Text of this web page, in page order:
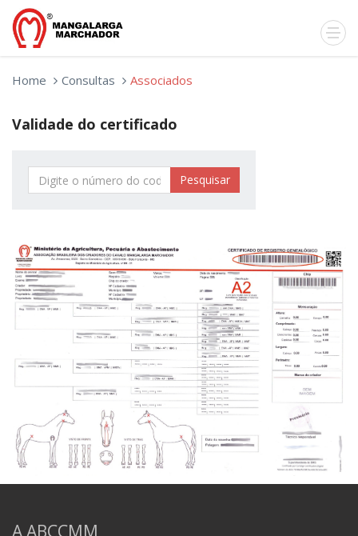
Home Consultas Associados
Validade do certificado
Pesquisar
A ABCCMM